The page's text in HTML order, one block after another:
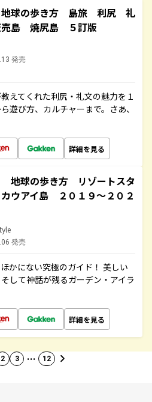
球の歩き方 島旅 利尻 礼
島 焼尻島 ５訂版
発売
えてくれた利尻・礼文の魅力を１
遊び方、カルチャーまで。さあ、
詳細を見る
地球の歩き方 リゾートスタ
ウアイ島 ２０１９～２０２
発売
かにない究極のガイド！ 美しい
して神話が残るガーデン・アイラ
詳細を見る
2 3 … 12